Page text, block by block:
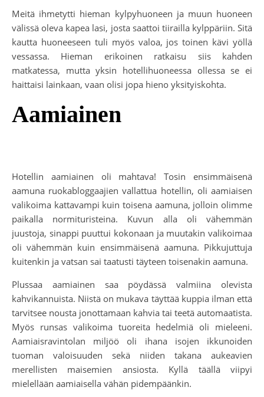
Meitä ihmetytti hieman kylpyhuoneen ja muun huoneen
välissä oleva kapea lasi, josta saattoi tiirailla kylppäriin. Sitä
kautta huoneeseen tuli myös valoa, jos toinen kävi yöllä
vessassa. Hieman erikoinen ratkaisu siis kahden
matkatessa, mutta yksin hotellihuoneessa ollessa se ei
haittaisi lainkaan, vaan olisi jopa hieno yksityiskohta.
Aamiainen
Hotellin aamiainen oli mahtava! Tosin ensimmäisenä
aamuna ruokabloggaajien vallattua hotellin, oli aamiaisen
valikoima kattavampi kuin toisena aamuna, jolloin olimme
paikalla normituristeina. Kuvun alla oli vähemmän
juustoja, sinappi puuttui kokonaan ja muutakin valikoimaa
oli vähemmän kuin ensimmäisenä aamuna. Pikkujuttuja
kuitenkin ja vatsan sai taatusti täyteen toisenakin aamuna.
Plussaa aamiainen saa pöydässä valmiina olevista
kahvikannuista. Niistä on mukava täyttää kuppia ilman että
tarvitsee nousta jonottamaan kahvia tai teetä automaatista.
Myös runsas valikoima tuoreita hedelmiä oli mieleeni.
Aamiaisravintolan miljöö oli ihana isojen ikkunoiden
tuoman valoisuuden sekä niiden takana aukeavien
merellisten maisemien ansiosta. Kyllä täällä viipyi
mielellään aamiaisella vähän pidempäänkin.